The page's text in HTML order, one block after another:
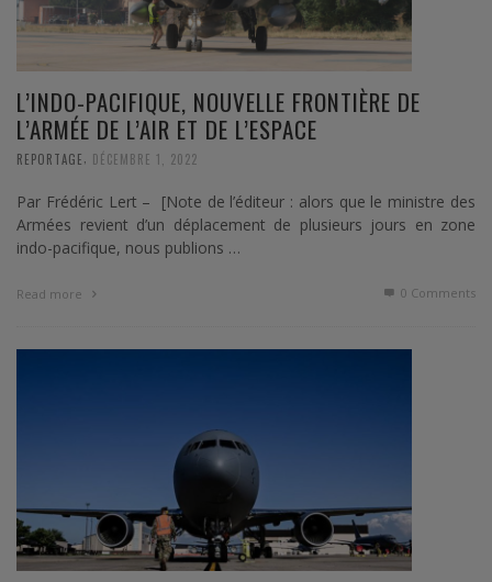
L’INDO-PACIFIQUE, NOUVELLE FRONTIÈRE DE
L’ARMÉE DE L’AIR ET DE L’ESPACE
REPORTAGE DÉCEMBRE 1, 2022
Par Frédéric Lert – [Note de l’éditeur : alors que le ministre des
Armées revient d’un déplacement de plusieurs jours en zone
indo-pacifique, nous publions …
Read more 0 Comments